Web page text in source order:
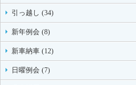
引っ越し (34)
新年例会 (8)
新車納車 (12)
日曜例会 (7)